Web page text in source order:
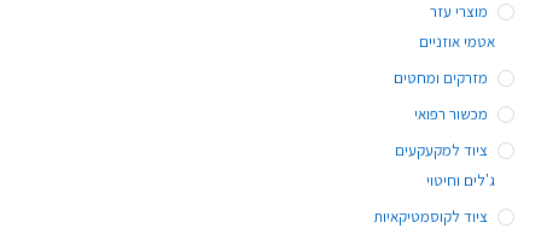
מוצרי עזר
אטמי אוזניים
מזרקים ומחטים
מכשור רפואי
ציוד למקעקעים
ג'לים וחיטוי
ציוד לקוסמטיקאיות